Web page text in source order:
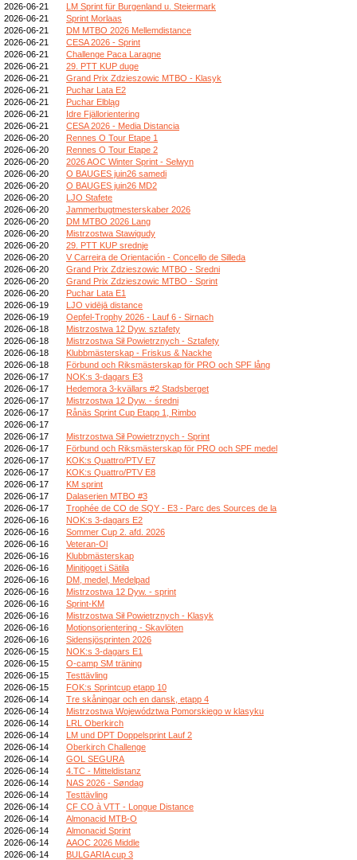
2026-06-21
LM Sprint für Burgenland u. Steiermark
2026-06-21
Sprint Morlaas
2026-06-21
DM MTBO 2026 Mellemdistance
2026-06-21
CESA 2026 - Sprint
2026-06-21
Challenge Paca Laragne
2026-06-21
29. PTT KUP duge
2026-06-21
Grand Prix Zdzieszowic MTBO - Klasyk
2026-06-21
Puchar Lata E2
2026-06-21
Puchar Elbląg
2026-06-21
Idre Fjällorientering
2026-06-21
CESA 2026 - Media Distancia
2026-06-20
Rennes O Tour Etape 1
2026-06-20
Rennes O Tour Etape 2
2026-06-20
2026 AOC Winter Sprint - Selwyn
2026-06-20
O BAUGES juin26 samedi
2026-06-20
O BAUGES juin26 MD2
2026-06-20
LJO Stafete
2026-06-20
Jammerbugtmesterskaber 2026
2026-06-20
DM MTBO 2026 Lang
2026-06-20
Mistrzostwa Stawigudy
2026-06-20
29. PTT KUP srednje
2026-06-20
V Carreira de Orientación - Concello de Silleda
2026-06-20
Grand Prix Zdzieszowic MTBO - Sredni
2026-06-20
Grand Prix Zdzieszowic MTBO - Sprint
2026-06-20
Puchar Lata E1
2026-06-19
LJO vidējā distance
2026-06-19
Oepfel-Trophy 2026 - Lauf 6 - Sirnach
2026-06-18
Mistrzostwa 12 Dyw. sztafety
2026-06-18
Mistrzostwa Sił Powietrznych - Sztafety
2026-06-18
Klubbmästerskap - Friskus & Nackhe
2026-06-18
Förbund och Riksmästerskap för PRO och SPF lång
2026-06-17
NOK:s 3-dagars E3
2026-06-17
Hedemora 3-kvällars #2 Stadsberget
2026-06-17
Mistrzostwa 12 Dyw. - średni
2026-06-17
Rånäs Sprint Cup Etapp 1, Rimbo
2026-06-17
2026-06-17
Mistrzostwa Sił Powietrznych - Sprint
2026-06-17
Förbund och Riksmästerskap för PRO och SPF medel
2026-06-17
KOK:s Quattro/PTV E7
2026-06-17
KOK:s Quattro/PTV E8
2026-06-17
KM sprint
2026-06-17
Dalaserien MTBO #3
2026-06-17
Trophée de CO de SQY - E3 - Parc des Sources de la
2026-06-16
NOK:s 3-dagars E2
2026-06-16
Sommer Cup 2. afd. 2026
2026-06-16
Veteran-Ol
2026-06-16
Klubbmästerskap
2026-06-16
Minitjoget i Sätila
2026-06-16
DM, medel, Medelpad
2026-06-16
Mistrzostwa 12 Dyw. - sprint
2026-06-16
Sprint-KM
2026-06-16
Mistrzostwa Sił Powietrznych - Klasyk
2026-06-16
Motionsorientering - Skavlöten
2026-06-16
Sidensjösprinten 2026
2026-06-15
NOK:s 3-dagars E1
2026-06-15
O-camp SM träning
2026-06-15
Testtävling
2026-06-15
FOK:s Sprintcup etapp 10
2026-06-14
Tre skåningar och en dansk, etapp 4
2026-06-14
Mistrzostwa Województwa Pomorskiego w klasyku
2026-06-14
LRL Oberkirch
2026-06-14
LM und DPT Doppelsprint Lauf 2
2026-06-14
Oberkirch Challenge
2026-06-14
GOL SEGURA
2026-06-14
4.TC - Mitteldistanz
2026-06-14
NAS 2026 - Søndag
2026-06-14
Testtävling
2026-06-14
CF CO à VTT - Longue Distance
2026-06-14
Almonacid MTB-O
2026-06-14
Almonacid Sprint
2026-06-14
AAOC 2026 Middle
2026-06-14
BULGARIA cup 3